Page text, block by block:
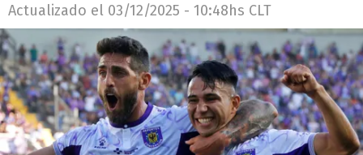
Actualizado el 03/12/2025 - 10:48hs CLT